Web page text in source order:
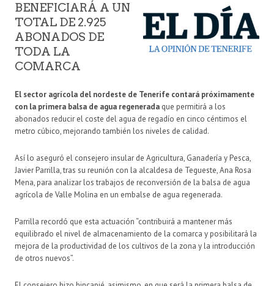
BENEFICIARÁ A UN
TOTAL DE 2.925
ABONADOS DE
TODA LA
COMARCA
El sector agrícola del nordeste de Tenerife contará próximamente
con la primera balsa de agua regenerada que permitirá a los
abonados reducir el coste del agua de regadío en cinco céntimos el
metro cúbico, mejorando también los niveles de calidad.
Así lo aseguró el consejero insular de Agricultura, Ganadería y Pesca,
Javier Parrilla, tras su reunión con la alcaldesa de Tegueste, Ana Rosa
Mena, para analizar los trabajos de reconversión de la balsa de agua
agrícola de Valle Molina en un embalse de agua regenerada.
Parrilla recordó que esta actuación “contribuirá a mantener más
equilibrado el nivel de almacenamiento de la comarca y posibilitará la
mejora de la productividad de los cultivos de la zona y la introducción
de otros nuevos”.